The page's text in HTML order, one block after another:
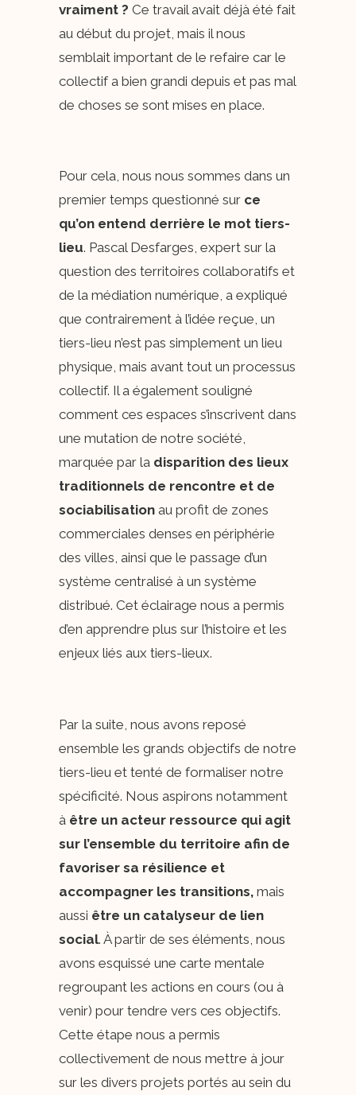
vraiment ? Ce travail avait déjà été fait
au début du projet, mais il nous
semblait important de le refaire car le
collectif a bien grandi depuis et pas mal
de choses se sont mises en place.
Pour cela, nous nous sommes dans un
premier temps questionné sur ce
qu’on entend derrière le mot tiers-
lieu. Pascal Desfarges, expert sur la
question des territoires collaboratifs et
de la médiation numérique, a expliqué
que contrairement à l’idée reçue, un
tiers-lieu n’est pas simplement un lieu
physique, mais avant tout un processus
collectif. Il a également souligné
comment ces espaces s’inscrivent dans
une mutation de notre société,
marquée par la disparition des lieux
traditionnels de rencontre et de
sociabilisation au profit de zones
commerciales denses en périphérie
des villes, ainsi que le passage d’un
système centralisé à un système
distribué. Cet éclairage nous a permis
d’en apprendre plus sur l’histoire et les
enjeux liés aux tiers-lieux.
Par la suite, nous avons reposé
ensemble les grands objectifs de notre
tiers-lieu et tenté de formaliser notre
spécificité. Nous aspirons notamment
à être un acteur ressource qui agit
sur l’ensemble du territoire afin de
favoriser sa résilience et
accompagner les transitions, mais
aussi être un catalyseur de lien
social. À partir de ses éléments, nous
avons esquissé une carte mentale
regroupant les actions en cours (ou à
venir) pour tendre vers ces objectifs.
Cette étape nous a permis
collectivement de nous mettre à jour
sur les divers projets portés au sein du